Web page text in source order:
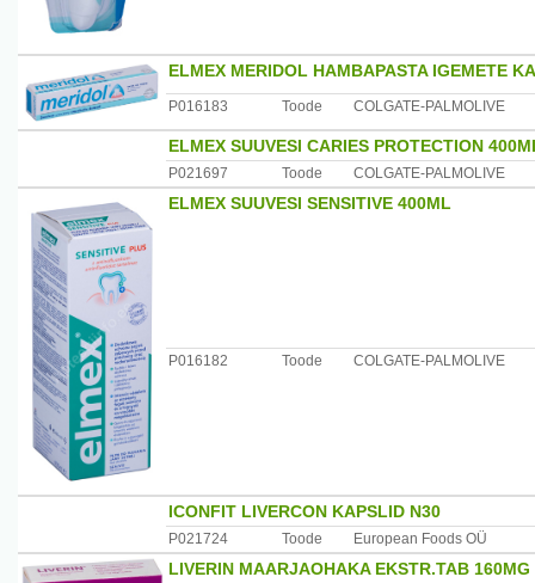
ELMEX MERIDOL HAMBAPASTA IGEMETE
P016183 Toode COLGATE-PALMOLIVE
ELMEX SUUVESI CARIES PROTECTION
P021697 Toode COLGATE-PALMOLIVE
ELMEX SUUVESI SENSITIVE 400ML
P016182 Toode COLGATE-PALMOLIVE
ICONFIT LIVERCON KAPSLID N30
P021724 Toode European Foods OÜ
LIVERIN MAARJAOHAKA EKSTR.TAB 160MG